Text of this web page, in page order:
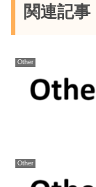
関連記事
Other
Other